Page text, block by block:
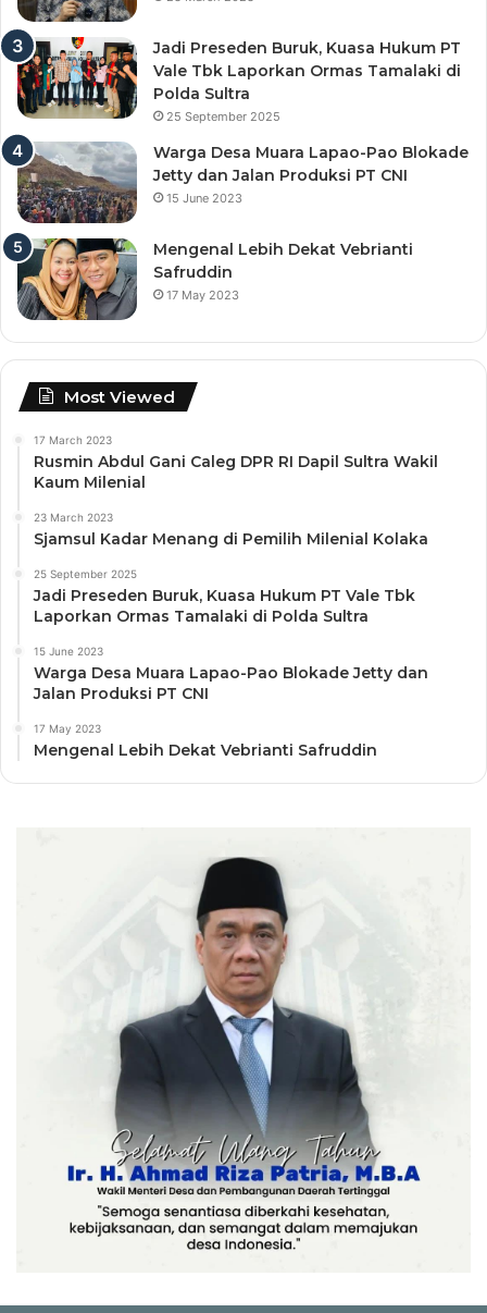
Jadi Preseden Buruk, Kuasa Hukum PT
Vale Tbk Laporkan Ormas Tamalaki di
Polda Sultra
25 September 2025
Warga Desa Muara Lapao-Pao Blokade
Jetty dan Jalan Produksi PT CNI
15 June 2023
Mengenal Lebih Dekat Vebrianti
Safruddin
17 May 2023
Most Viewed
17 March 2023
Rusmin Abdul Gani Caleg DPR RI Dapil Sultra Wakil
Kaum Milenial
23 March 2023
Sjamsul Kadar Menang di Pemilih Milenial Kolaka
25 September 2025
Jadi Preseden Buruk, Kuasa Hukum PT Vale Tbk
Laporkan Ormas Tamalaki di Polda Sultra
15 June 2023
Warga Desa Muara Lapao-Pao Blokade Jetty dan
Jalan Produksi PT CNI
17 May 2023
Mengenal Lebih Dekat Vebrianti Safruddin